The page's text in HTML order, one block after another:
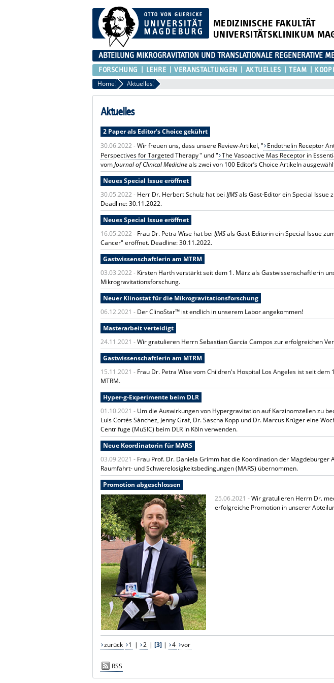
MEDIZINISCHE FAKULTÄT
UNIVERSITÄTSKLINIKUM
ABTEILUNG MIKROGRAVITATION UND TRANSLATIONALE REGENERATIVE
FORSCHUNG LEHRE VERANSTALTUNGEN AKTUELLES TEAM
Home Aktuelles
Aktuelles
2 Paper als Editor's Choice gekührt
30.06.2022 -Wir freuen uns, dass unsere Review-Artikel, " Endothelin Receptor
Perspectives for Targeted Therapy" und " The Vasoactive Mas Receptor in
vomJournal of Clinical Medicineals zwei von 100 Editor’s Choice Artikeln
Neues Special Issue eröffnet
30.05.2022 - Herr Dr. Herbert Schulz hat beiIJMSals Gast-Editor ein Special Issue
Deadline: 30.11.2022.
Neues Special Issue eröffnet
16.05.2022 - Frau Dr. Petra Wise hat beiIJMSals Gast-Editorin ein Special Issue
Cancer" eröffnet. Deadline: 30.11.2022.
Gastwissenschaftlerin am MTRM
03.03.2022 - Kirsten Harth verstärkt seit dem 1. März als Gastwissenschaftlerin
Mikrogravitationsforschung.
Neuer Klinostat für die Mikrogravitationsforschung
06.12.2021 - Der ClinoStar™ ist endlich in unserem Labor angekommen!
Masterarbeit verteidigt
24.11.2021 -Wir gratulieren Herrn Sebastian Garcia Campos zur erfolgreichen
Gastwissenschaftlerin am MTRM
15.11.2021 - Frau Dr. Petra Wise vom Children's Hospital Los Angeles ist seit
MTRM.
Hyper-g-Experimente beim DLR
01.10.2021 - Um die Auswirkungen von Hypergravitation auf Karzinomzellen zu
Luis Cortés Sánchez, Jenny Graf, Dr. Sascha Kopp und Dr. Marcus Krüger eine
Centrifuge (MuSIC) beim DLR in Köln verwenden.
Neue Koordinatorin für MARS
03.09.2021 - Frau Prof. Dr. Daniela Grimm hat die Koordination der
Raumfahrt- und Schwerelosigkeitsbedingungen (MARS) übernommen.
Promotion abgeschlossen
25.06.2021 -Wir gratulieren Herrn Dr.
erfolgreiche Promotion in unserer
zurück 1 | 2 | [3]| 4 vor
RSS